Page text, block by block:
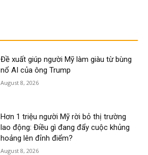
Đề xuất giúp người Mỹ làm giàu từ bùng
nổ AI của ông Trump
August 8, 2026
Hơn 1 triệu người Mỹ rời bỏ thị trường
lao động: Điều gì đang đẩy cuộc khủng
hoảng lên đỉnh điểm?
August 8, 2026